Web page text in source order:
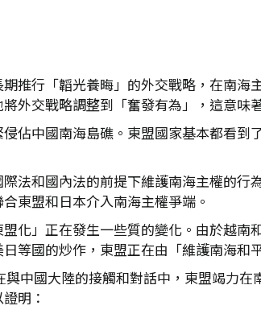
推行「韜光養晦」的外交戰略，在南
外交戰略調整到「奮發有為」，這意味
佔中國南海島礁。東盟國家基本都看
法和國內法的前提下維護南海主權的
東盟和日本介入南海主權爭端。
化」正在發生一些質的變化。由於越
等國的炒作，東盟正在由「維護南海和
中國大陸的接觸和對話中，東盟竭力
明：